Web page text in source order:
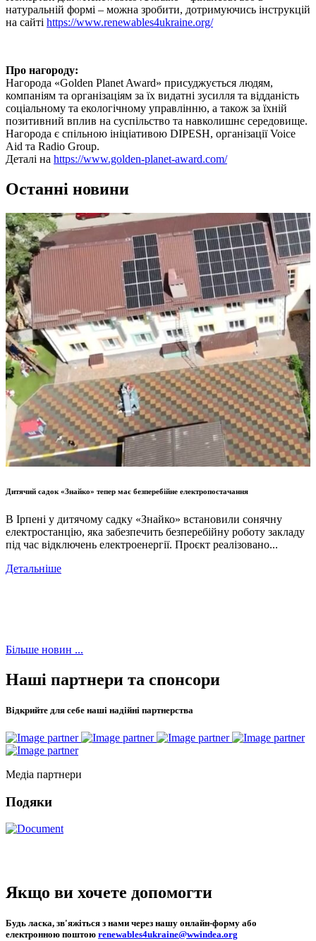
натуральній формі – можна зробити, дотримуючись інструкцій
на сайті https://www.renewables4ukraine.org/
Про нагороду:
Нагорода «Golden Planet Award» присуджується людям,
компаніям та організаціям за їх видатні зусилля та відданість
соціальному та екологічному управлінню, а також за їхній
позитивний вплив на суспільство та навколишнє середовище.
Нагорода є спільною ініціативою DIPESH, організації Voice
Aid та Radio Group.
Деталі на https://www.golden-planet-award.com/
Останні новини
Дитячий садок «Знайко» тепер має безперебійне електропостачання
В Ірпені у дитячому садку «Знайко» встановили сонячну
електростанцію, яка забезпечить безперебійну роботу закладу
під час відключень електроенергії. Проєкт реалізовано...
Детальніше
Більше новин ...
Наші партнери та спонсори
Відкрийте для себе наші надійні партнерства
Медіа партнери
Подяки
Якщо ви хочете допомогти
Будь ласка, зв'яжіться з нами через нашу онлайн-форму або
електронною поштою renewables4ukraine@wwindea.org